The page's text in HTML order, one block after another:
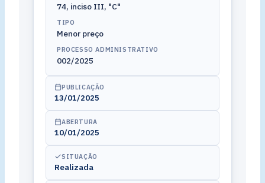
74, inciso III, "C"
TIPO
Menor preço
PROCESSO ADMINISTRATIVO
002/2025
PUBLICAÇÃO
13/01/2025
ABERTURA
10/01/2025
SITUAÇÃO
Realizada